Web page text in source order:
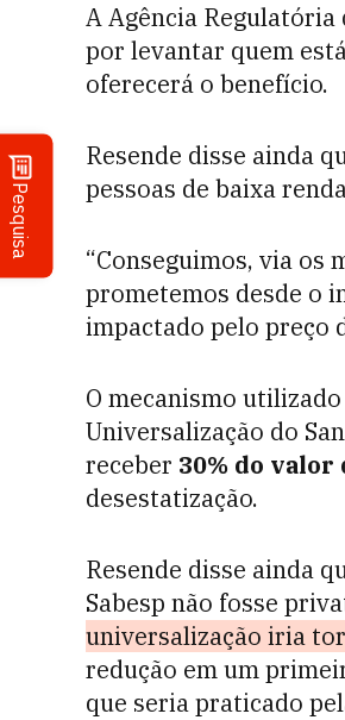
Pesquisa
A Agência Regulatória
por levantar quem
oferecerá o benefício.
Resende disse ainda
pessoas de baixa
“Conseguimos, via os
prometemos desde o
impactado pelo preço
O mecanismo
Universalização do
receber 30% do valor
desestatização.
Resende disse ainda
Sabesp não fosse
universalização iria
redução em um
que seria praticado